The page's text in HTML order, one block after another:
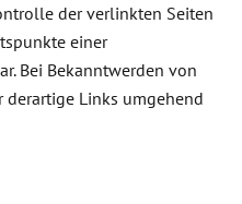
der verlinkten Seiten
einer
Bei Bekanntwerden von
derartige Links umgehend